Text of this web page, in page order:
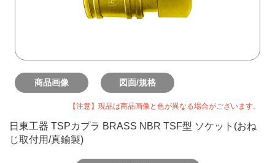
商品画像 図面/規格
【注意】現品は商品画像と色が異なる場合がございます。
日東工器 TSPカプラ BRASS NBR TSF型 ソケット(おね
じ取付用/真鍮製)